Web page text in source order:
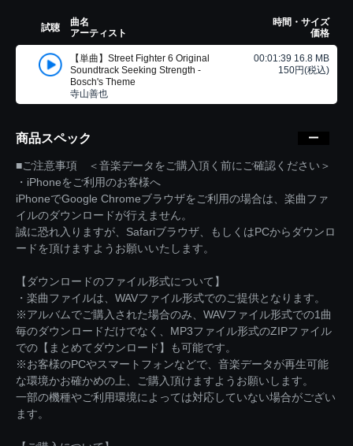
試聴
曲名
アーティスト
時間・サイズ
価格
【単曲】Street Fighter 6 Original
Soundtrack Seeking Strength -
Bosch's Theme
寺山善也
00:01:39 16.8 MB
150円(税込)
商品スペック
■ご注意事項 ＜音楽データをご購入頂く前にご確認ください＞
・iPhoneをご利用のお客様へ
iPhoneでGoogle Chromeブラウザをご利用の場合は、楽曲ファ
イルのダウンロードが行えません。
誠に恐れ入りますが、Safariブラウザ、もしくはPCからダウンロ
ードを頂けますようお願いいたします。
【ダウンロードのファイル形式について】
・楽曲ファイルは、WAVファイル形式でのご提供となります。
※アルバムでご購入された場合のみ、WAVファイル形式での1曲
毎のダウンロードだけでなく、MP3ファイル形式のZIPファイル
での【まとめてダウンロード】も可能です。
※お客様のPCやスマートフォンなどで、音楽データが再生可能
な環境かお確かめの上、ご購入頂けますようお願いします。
一部の機種やご利用環境によっては対応していない場合がござい
ます。